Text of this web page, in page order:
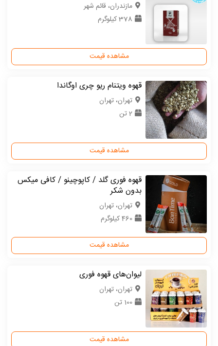
مازندران، قائم شهر
378 کیلوگرم
مشاهده قیمت
قهوه ویتنام ریو چری اوگاندا
تهران، تهران
2 تن
مشاهده قیمت
قهوه فوری گلد / کاپوچینو / کافی میکس
بدون شکر
تهران، تهران
460 کیلوگرم
مشاهده قیمت
لیوان‌های قهوه فوری
تهران، تهران
100 تن
مشاهده قیمت